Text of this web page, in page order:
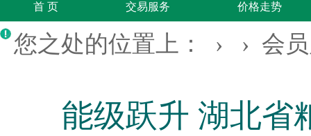
首 页 交易服务 价格走势
您之处的位置上： › › 会
能级跃升 湖北省